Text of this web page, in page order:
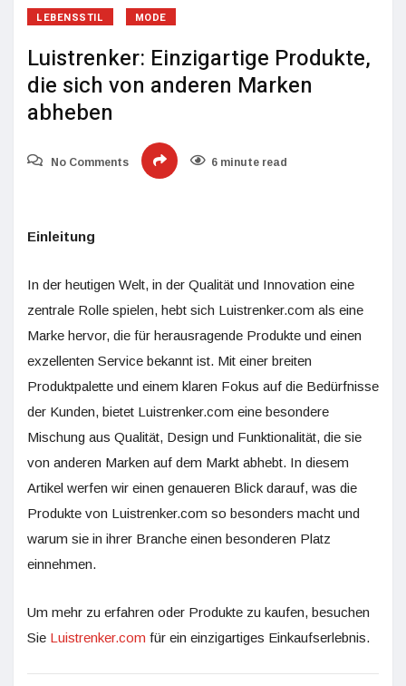
LEBENSSTIL MODE
Luistrenker: Einzigartige Produkte,
die sich von anderen Marken
abheben
No Comments 6 minute read
Einleitung
In der heutigen Welt, in der Qualität und Innovation eine
zentrale Rolle spielen, hebt sich Luistrenker.com als eine
Marke hervor, die für herausragende Produkte und einen
exzellenten Service bekannt ist. Mit einer breiten
Produktpalette und einem klaren Fokus auf die Bedürfnisse
der Kunden, bietet Luistrenker.com eine besondere
Mischung aus Qualität, Design und Funktionalität, die sie
von anderen Marken auf dem Markt abhebt. In diesem
Artikel werfen wir einen genaueren Blick darauf, was die
Produkte von Luistrenker.com so besonders macht und
warum sie in ihrer Branche einen besonderen Platz
einnehmen.
Um mehr zu erfahren oder Produkte zu kaufen, besuchen
Sie Luistrenker.com für ein einzigartiges Einkaufserlebnis.